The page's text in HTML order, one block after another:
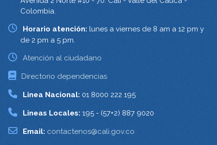
Colombia.
Horario atención: lunes a viernes de 8 am a 12 pm y
de 2 pm a 5 pm.
Atención al ciudadano
Directorio dependencias
Linea Nacional: 01 8000 222 195
Lineas Locales: 195 - (57+2) 887 9020
Email: contactenos@cali.gov.co